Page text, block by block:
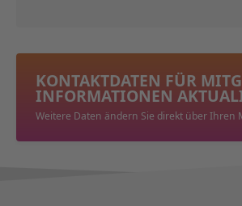
KONTAKTDATEN FÜR
INFORMATIONEN
Weitere Daten ändern Sie direkt über Ihren